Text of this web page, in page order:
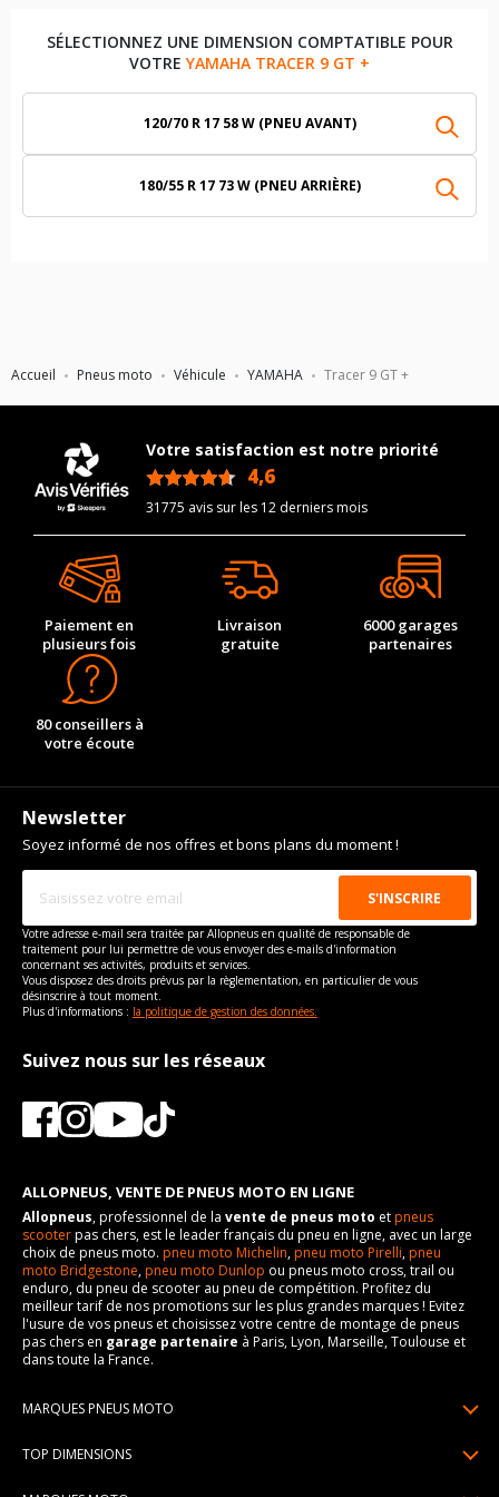
Accueil Pneus moto Véhicule YAMAHA Tracer 9 GT +
SÉLECTIONNEZ UNE DIMENSION COMPTATIBLE POUR
VOTREYAMAHA TRACER 9 GT +
120/70 R 17 58 W (PNEU AVANT)
180/55 R 17 73 W (PNEU ARRIÈRE)
Votre satisfaction est notre priorité
4,6
31775 avis sur les 12 derniers mois
Paiement en
plusieurs fois
Livraison
gratuite
6000 garages
partenaires
80 conseillers à
votre écoute
Newsletter
Soyez informé de nos offres et bons plans du moment !
Votre adresse e-mail sera traitée par Allopneus en qualité de responsable de
traitement pour lui permettre de vous envoyer des e-mails d'information
concernant ses activités, produits et services.
Vous disposez des droits prévus par la règlementation, en particulier de vous
désinscrire à tout moment.
Plus d'informations : la politique de gestion des données.
Suivez nous sur les réseaux
ALLOPNEUS, VENTE DE PNEUS MOTO EN LIGNE
Allopneus, professionnel de la vente de pneus moto etpneus
scooterpas chers, est le leader français du pneu en ligne, avec un large
choix de pneus moto. pneu moto Michelin,pneu moto Pirelli,pneu
moto Bridgestone,pneu moto Dunlop ou pneus moto cross, trail ou
enduro, du pneu de scooter au pneu de compétition. Profitez du
meilleur tarif de nos promotions sur les plus grandes marques ! Evitez
l'usure de vos pneus et choisissez votre centre de montage de pneus
pas chers en garage partenaire à Paris, Lyon, Marseille, Toulouse et
dans toute la France.
MARQUES PNEUS MOTO
TOP DIMENSIONS